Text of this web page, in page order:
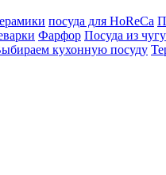
посуда для HoReCa
Фарфор Посуда из
кухонную посуду